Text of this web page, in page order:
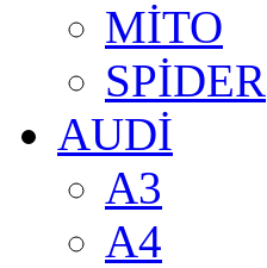
MİTO
SPİDER
AUDİ
A3
A4